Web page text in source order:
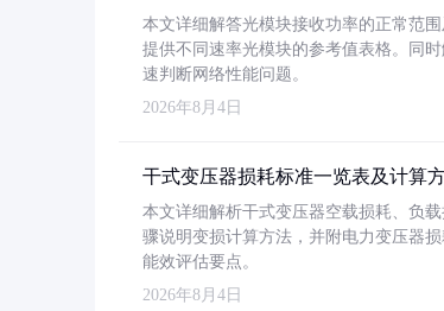
本文详细解答光模块接收功率的正常范
提供不同速率光模块的参考值表格。同
速判断网络性能问题。
2026年8月4日
干式变压器损耗标准一览表及计算
本文详细解析干式变压器空载损耗、负
骤说明变损计算方法，并附电力变压器
能效评估要点。
2026年8月4日